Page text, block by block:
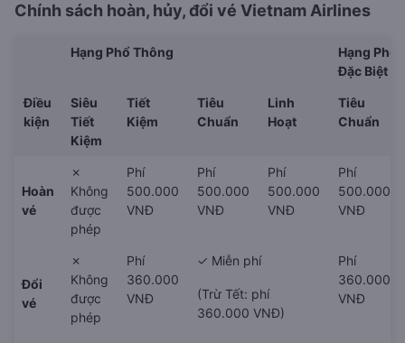
Chính sách hoàn, hủy, đổi vé Vietnam Airlines
Hạng Phổ Thông
Hạng Phổ
Đặc Biệt
Điều
kiện
Siêu
Tiết
Kiệm
Tiết
Kiệm
Tiêu
Chuẩn
Linh
Hoạt
Tiêu
Chuẩn
Hoàn
vé
✗
Không
được
phép
Phí
500.000
VNĐ
Phí
500.000
VNĐ
Phí
500.000
VNĐ
Phí
500.000
VNĐ
Đổi
vé
✗
Không
được
phép
Phí
360.000
VNĐ
✓ Miễn phí
(Trừ Tết: phí
360.000 VNĐ)
Phí
360.000
VNĐ